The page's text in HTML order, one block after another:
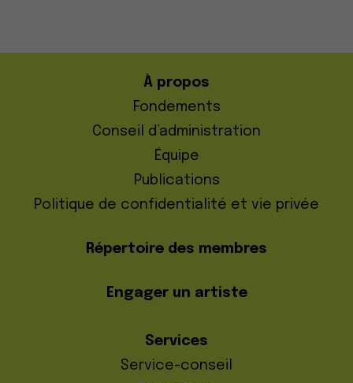
À propos
Fondements
Conseil d’administration
Équipe
Publications
Politique de confidentialité et vie privée
Répertoire des membres
Engager un artiste
Services
Service-conseil